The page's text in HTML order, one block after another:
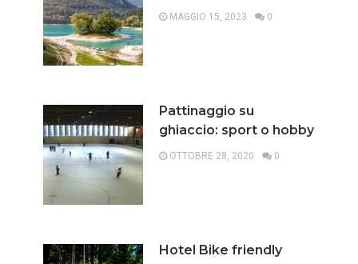
MAGGIO 15, 2023 0
Pattinaggio su
ghiaccio: sport o hobby
OTTOBRE 28, 2020 0
Hotel Bike friendly